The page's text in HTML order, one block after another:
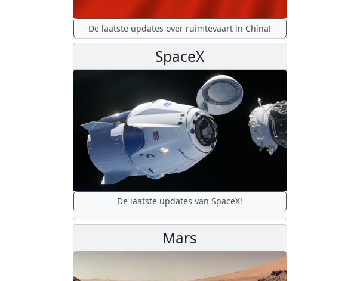
De laatste updates over ruimtevaart in China!
SpaceX
De laatste updates van SpaceX!
Mars